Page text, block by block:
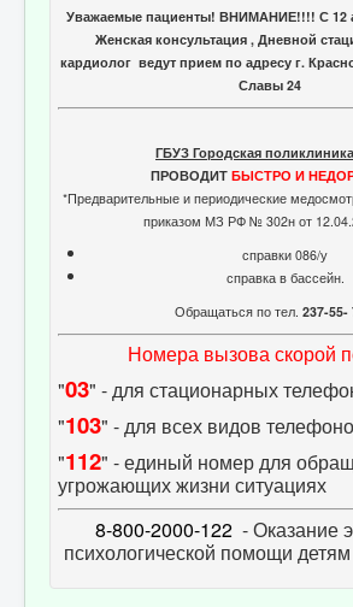
Уважаемые пациенты! ВНИМАНИЕ!!!! С 12
Женская консультация , Дневной
кардиолог ведут прием по адресу г.
Славы 24
ГБУЗ Городская
ПРОВОДИТ БЫСТРО И
*Предварительные и периодические
приказом МЗ РФ № 302н от
справки 086/у
справка в бассейн.
Обращаться по тел. 237-55-
Номера вызова скорой
"03" - для стационарных
"103" - для всех видов
"112" - единый номер для
угрожающих жизни ситуациях
8-800-2000-122 - Оказание
психологической помощи